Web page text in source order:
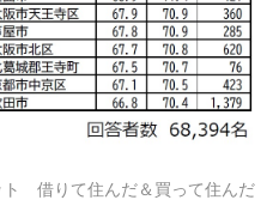
ト 借りて住んだ＆買って住んだ